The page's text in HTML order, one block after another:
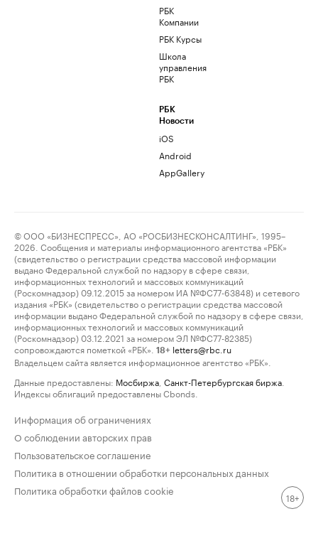
РБК
Компании
РБК Курсы
Школа
управления
РБК
РБК
Новости
iOS
Android
AppGallery
© ООО «БИЗНЕСПРЕСС», АО «РОСБИЗНЕСКОНСАЛТИНГ», 1995–
2026. Сообщения и материалы информационного агентства «РБК»
(свидетельство о регистрации средства массовой информации
выдано Федеральной службой по надзору в сфере связи,
информационных технологий и массовых коммуникаций
(Роскомнадзор) 09.12.2015 за номером ИА №ФС77-63848) и сетевого
издания «РБК» (свидетельство о регистрации средства массовой
информации выдано Федеральной службой по надзору в сфере связи,
информационных технологий и массовых коммуникаций
(Роскомнадзор) 03.12.2021 за номером ЭЛ №ФС77-82385)
сопровождаются пометкой «РБК».
18+ letters@rbc.ru
Владельцем сайта является информационное агентство «РБК».
Данные предоставлены: Мосбиржа Санкт-Петербургская биржа
Индексы облигаций предоставлены Cbonds.
Информация об ограничениях
О соблюдении авторских прав
Пользовательское соглашение
Политика в отношении обработки персональных данных
Политика обработки файлов cookie
18+